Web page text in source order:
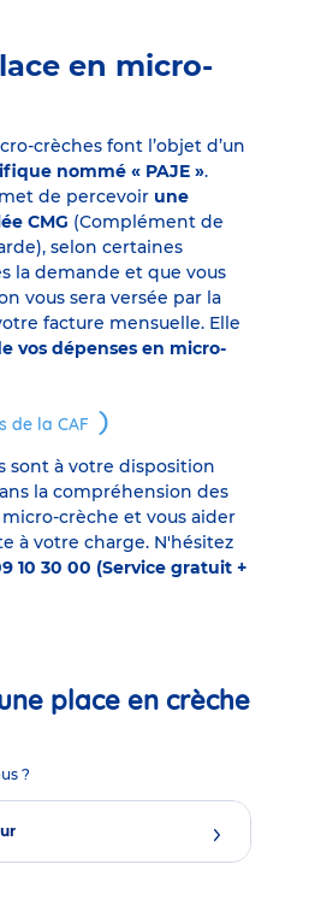
en micro-
crèches font l’objet d’un
nommé « PAJE ».
de percevoir une
CMG (Complément de
selon certaines
la demande et que vous
vous sera versée par la
facture mensuelle. Elle
vos dépenses en micro-
de la CAF
sont à votre disposition
la compréhension des
crèche et vous aider
à votre charge. N'hésitez
10 30 00 (Service gratuit +
place en crèche
?